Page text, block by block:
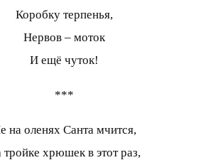
Коробку терпенья,
Нервов – моток
И ещё чуток!
***
на оленях Санта мчится,
тройке хрюшек в этот раз,